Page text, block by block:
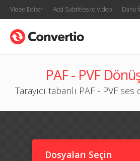
Video Editor Add Subtitles to Video Daha
PAF - PVF
Tarayıcı tabanlı PAF - PVF
Dosyaları Seçin